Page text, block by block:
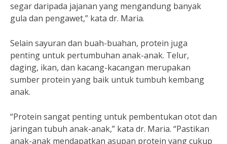
segar daripada jajanan yang mengandung banyak
gula dan pengawet,” kata dr. Maria.
Selain sayuran dan buah-buahan, protein juga
penting untuk pertumbuhan anak-anak. Telur,
daging, ikan, dan kacang-kacangan merupakan
sumber protein yang baik untuk tumbuh kembang
anak.
“Protein sangat penting untuk pembentukan otot dan
jaringan tubuh anak-anak,” kata dr. Maria. “Pastikan
anak-anak mendapatkan asupan protein yang cukup